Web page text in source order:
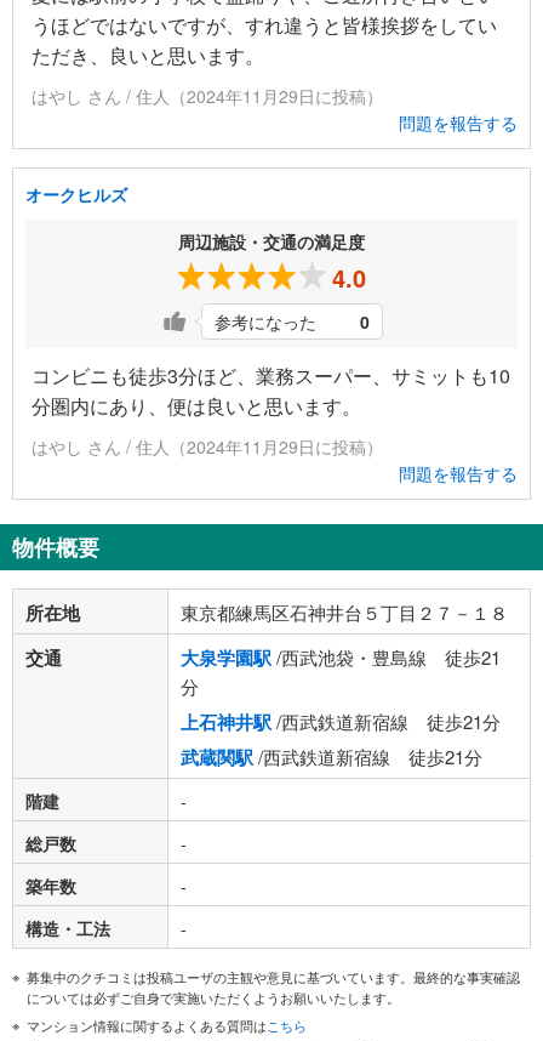
うほどではないですが、すれ違うと皆様挨拶をしてい
ただき、良いと思います。
はやし さん / 住人（2024年11月29日に投稿）
問題を報告する
オークヒルズ
周辺施設・交通の満足度
4.0
参考になった 0
コンビニも徒歩3分ほど、業務スーパー、サミットも10
分圏内にあり、便は良いと思います。
はやし さん / 住人（2024年11月29日に投稿）
問題を報告する
物件概要
所在地 東京都練馬区石神井台５丁目２７－１８
交通 大泉学園駅/西武池袋・豊島線 徒歩21
分
上石神井駅/西武鉄道新宿線 徒歩21分
武蔵関駅/西武鉄道新宿線 徒歩21分
階建
-
総戸数
-
築年数
-
構造・工法
-
募集中のクチコミは投稿ユーザの主観や意見に基づいています。最終的な事実確認
については必ずご自身で実施いただくようお願いいたします。
マンション情報に関するよくある質問はこちら